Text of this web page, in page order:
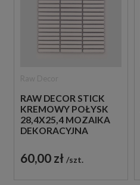
RAW DECOR STICK
KREMOWY POŁYSK
28,4X25,4 MOZAIKA
DEKORACYJNA
60,00 zł szt.